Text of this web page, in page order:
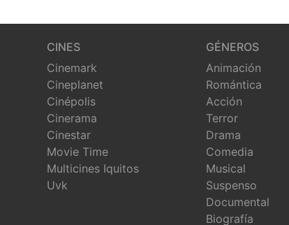
CINES
Cinemark
Cineplanet
Cinépolis
Cinerama
Cinestar
Movie Time
Multicines Iquitos
Uvk
GÉNEROS
Animación
Romántica
Acción
Terror
Drama
Comedia
Musical
Suspenso
Documental
Biografía